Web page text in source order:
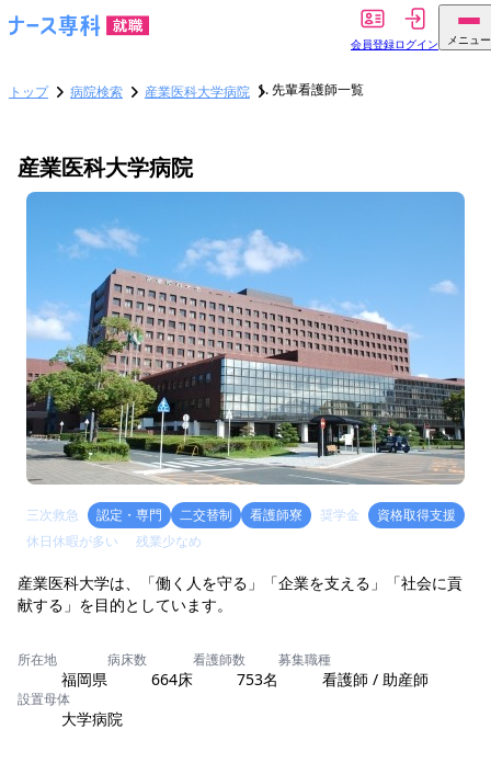
会員登録ログイン メニュー
トップ 病院検索 産業医科大学病院 先輩看護師一覧
産業医科大学病院
三次救急 認定・専門 二交替制 看護師寮 奨学金
資格取得支援
休日休暇が多い
残業少なめ
産業医科大学は、「働く人を守る」「企業を支える」「社会に貢
献する」を目的としています。
所在地
福岡県
病床数
664床
看護師数
753名
募集職種
看護師 / 助産師
設置母体
大学病院